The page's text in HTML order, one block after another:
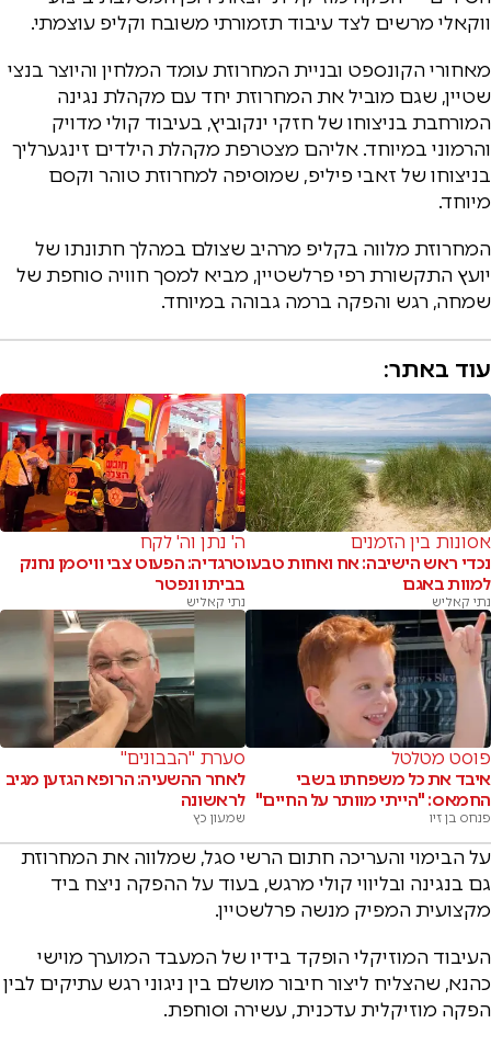
ווקאלי מרשים לצד עיבוד תזמורתי משובח וקליפ עוצמתי.
מאחורי הקונספט ובניית המחרוזת עומד המלחין והיוצר בנצי
שטיין, שגם מוביל את המחרוזת יחד עם מקהלת נגינה
המורחבת בניצוחו של חזקי ינקוביץ, בעיבוד קולי מדויק
והרמוני במיוחד. אליהם מצטרפת מקהלת הילדים זינגערליך
בניצוחו של זאבי פיליפ, שמוסיפה למחרוזת טוהר וקסם
מיוחד.
המחרוזת מלווה בקליפ מרהיב שצולם במהלך חתונתו של
יועץ התקשורת רפי פרלשטיין, מביא למסך חוויה סוחפת של
שמחה, רגש והפקה ברמה גבוהה במיוחד.
עוד באתר:
אסונות בין הזמנים
נכדי ראש הישיבה: אח ואחות טבעו
למוות באגם
נתי קאליש
ה' נתן וה' לקח
טרגדיה: הפעוט צבי וויסמן נחנק
בביתו ונפטר
נתי קאליש
פוסט מטלטל
איבד את כל משפחתו בשבי
החמאס: "הייתי מוותר על החיים"
פנחס בן זיו
סערת "הבבונים"
לאחר ההשעיה: הרופא הגזען מגיב
לראשונה
שמעון כץ
על הבימוי והעריכה חתום הרשי סגל, שמלווה את המחרוזת
גם בנגינה ובליווי קולי מרגש, בעוד על ההפקה ניצח ביד
מקצועית המפיק מנשה פרלשטיין.
העיבוד המוזיקלי הופקד בידיו של המעבד המוערך מוישי
כהנא, שהצליח ליצור חיבור מושלם בין ניגוני רגש עתיקים לבין
הפקה מוזיקלית עדכנית, עשירה וסוחפת.